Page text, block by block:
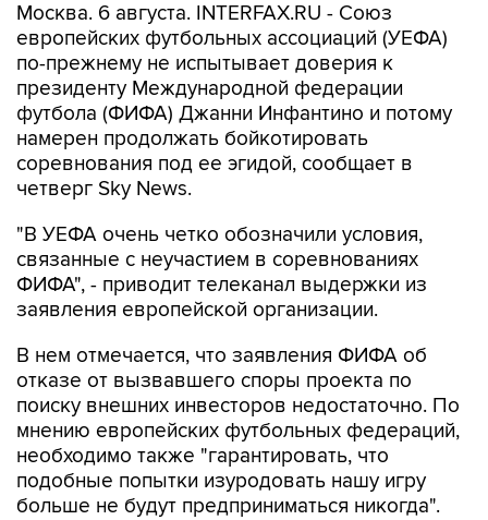
Москва. 6 августа. INTERFAX.RU - Союз
европейских футбольных ассоциаций (УЕФА)
по-прежнему не испытывает доверия к
президенту Международной федерации
футбола (ФИФА) Джанни Инфантино и потому
намерен продолжать бойкотировать
соревнования под ее эгидой, сообщает в
четверг Sky News.
"В УЕФА очень четко обозначили условия,
связанные с неучастием в соревнованиях
ФИФА", - приводит телеканал выдержки из
заявления европейской организации.
В нем отмечается, что заявления ФИФА об
отказе от вызвавшего споры проекта по
поиску внешних инвесторов недостаточно. По
мнению европейских футбольных федераций,
необходимо также "гарантировать, что
подобные попытки изуродовать нашу игру
больше не будут предприниматься никогда".